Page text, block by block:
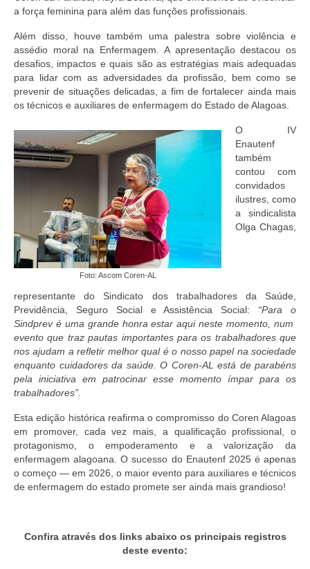
a força feminina para além das funções profissionais.
Além disso, houve também uma palestra sobre violência e
assédio moral na Enfermagem. A apresentação destacou os
desafios, impactos e quais são as estratégias mais adequadas
para lidar com as adversidades da profissão, bem como se
prevenir de situações delicadas, a fim de fortalecer ainda mais
os técnicos e auxiliares de enfermagem do Estado de Alagoas.
Foto: Ascom Coren-AL
O IV
Enautenf
também
contou com
convidados
ilustres, como
a sindicalista
Olga Chagas,
representante do Sindicato dos trabalhadores da Saúde,
Previdência, Seguro Social e Assistência Social: “Para o
Sindprev é uma grande honra estar aqui neste momento, num
evento que traz pautas importantes para os trabalhadores que
nos ajudam a refletir melhor qual é o nosso papel na sociedade
enquanto cuidadores da saúde. O Coren-AL está de parabéns
pela iniciativa em patrocinar esse momento ímpar para os
trabalhadores”
Esta edição histórica reafirma o compromisso do Coren Alagoas
em promover, cada vez mais, a qualificação profissional, o
protagonismo, o empoderamento e a valorização da
enfermagem alagoana. O sucesso do Enautenf 2025 é apenas
o começo — em 2026, o maior evento para auxiliares e técnicos
de enfermagem do estado promete ser ainda mais grandioso!
Confira através dos links abaixo os principais registros
deste evento: